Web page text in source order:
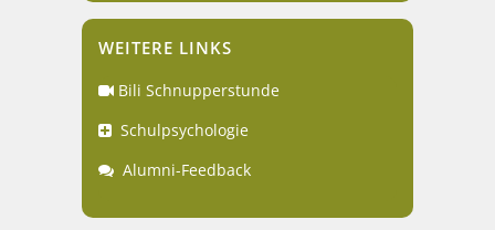
WEITERE LINKS
Bili Schnupperstunde
Schulpsychologie
Alumni-Feedback